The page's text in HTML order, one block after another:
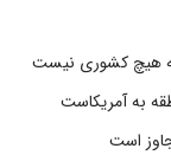
هیچ کشوری نیست
به آمریکاست
است